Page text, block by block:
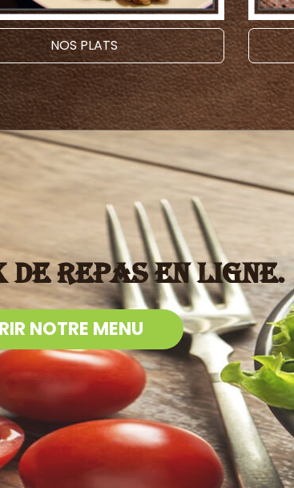
NOS PLATS
de repas en ligne.
NOTRE MENU